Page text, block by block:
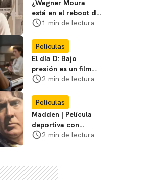
¿Wagner Moura
está en el reboot de
X-Men? El actor lo
1 min de lectura
Películas
El día D: Bajo
presión es un film
bélico distinto lleno
2 min de lectura
Películas
Madden | Película
deportiva con
Nicolas Cage tendrá
cines
2 min de lectura